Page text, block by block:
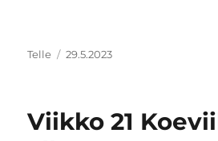
Kirjoittaja
Telle Julkaistu
29.5.2023
Viikko 21